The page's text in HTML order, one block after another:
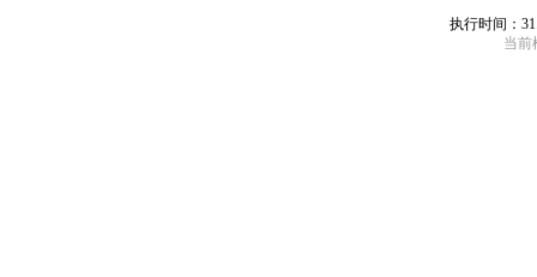
执行时间：
当前